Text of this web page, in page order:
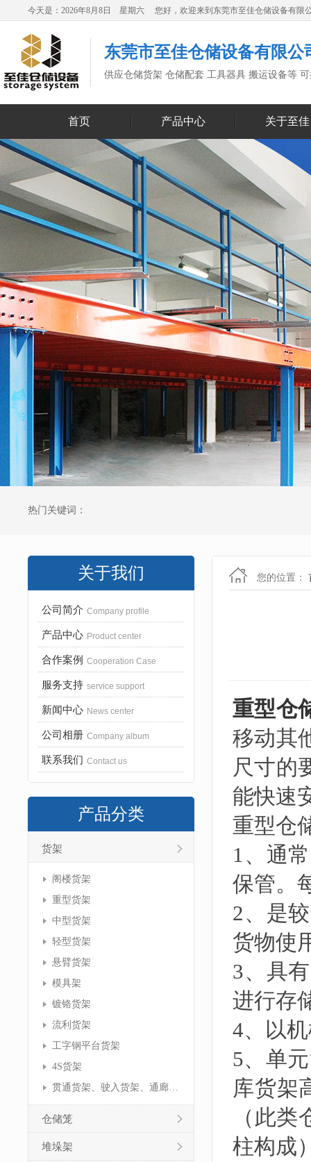
今天是：2026年8月8日 星期六 您好，欢迎来到东莞市至佳仓储设备有限
东莞市至佳仓储设备有限公
供应仓储货架 仓储配套 工具器具 搬运设备等
首页 产品中心 关于至佳
热门关键词：
关于我们
公司简介 Company profile
产品中心 Product center
合作案例 Cooperation Case
服务支持 service support
新闻中心 News center
公司相册 Company album
联系我们 Contact us
产品分类
货架
阁楼货架
重型货架
中型货架
轻型货架
悬臂货架
模具架
镀铬货架
流利货架
工字钢平台货架
4S货架
贯通货架、驶入货架、通廊货架
仓储笼
堆垛架
您的位置：
重型仓
移动其
尺寸的
能快速
重型仓
1、通
保管。
2、是
货物使
3、具
进行存
4、以
5、单
库货架
（此
柱构成